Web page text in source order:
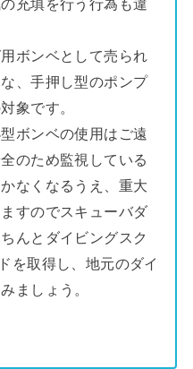
充填を行う行為も違
ボンベとして売られ
、手押し型のポンプ
象です。
ボンベの使用はご遠
のため監視している
なくなるうえ、重大
すのでスキューバダ
んとダイビングスク
を取得し、地元のダイ
ましょう。